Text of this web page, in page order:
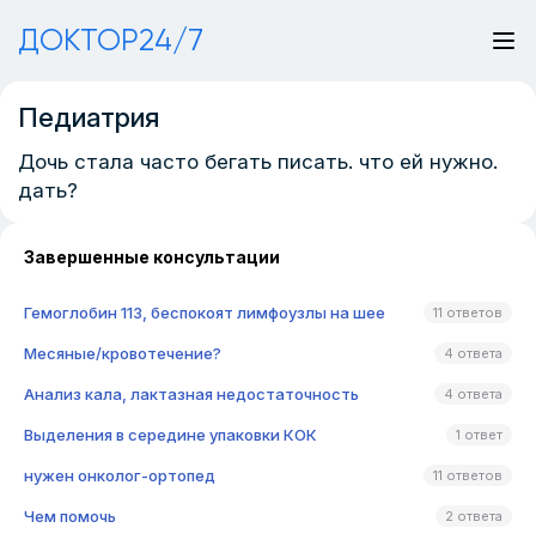
ДОКТОР24/7
Педиатрия
Дочь стала часто бегать писать. что ей нужно.
дать?
Завершенные консультации
Гемоглобин 113, беспокоят лимфоузлы на шее 11 ответов
Месяные/кровотечение? 4 ответа
Анализ кала, лактазная недостаточность 4 ответа
Выделения в середине упаковки КОК 1 ответ
нужен онколог-ортопед 11 ответов
Чем помочь 2 ответа